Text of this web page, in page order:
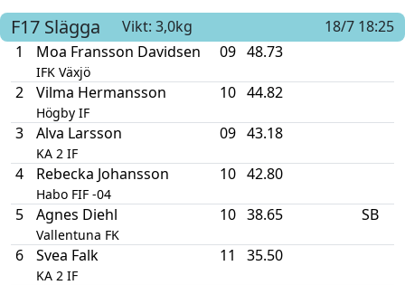
F17 Slägga Vikt: 3,0kg
18/7 18:25
1
Moa Fransson Davidsen
IFK Växjö
09 48.73
2 Vilma Hermansson
Högby IF
10 44.82
3 Alva Larsson
KA 2 IF
09 43.18
4 Rebecka Johansson
Habo FIF -04
10 42.80
5 Agnes Diehl
Vallentuna FK
10 38.65 SB
6 Svea Falk
KA 2 IF
11 35.50